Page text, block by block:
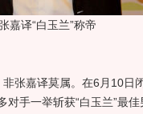
嘉译“白玉兰”称帝
嘉译莫属。在6月10日
对手一举斩获“白玉兰”最